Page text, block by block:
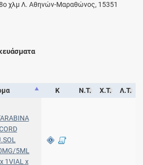
χλμ Λ. Αθηνών-Μαραθώνος, 15351
Κ Ν.Τ. Χ.Τ. Λ.Τ.
5ML
1VIAL x